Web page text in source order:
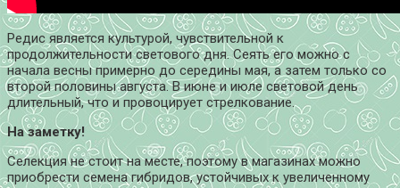
Редис является культурой, чувствительной к
продолжительности светового дня. Сеять его можно с
начала весны примерно до середины мая, а затем только со
второй половины августа. В июне и июле световой день
длительный, что и провоцирует стрелкование.
На заметку!
Селекция не стоит на месте, поэтому в магазинах можно
приобрести семена гибридов, устойчивых к увеличенному